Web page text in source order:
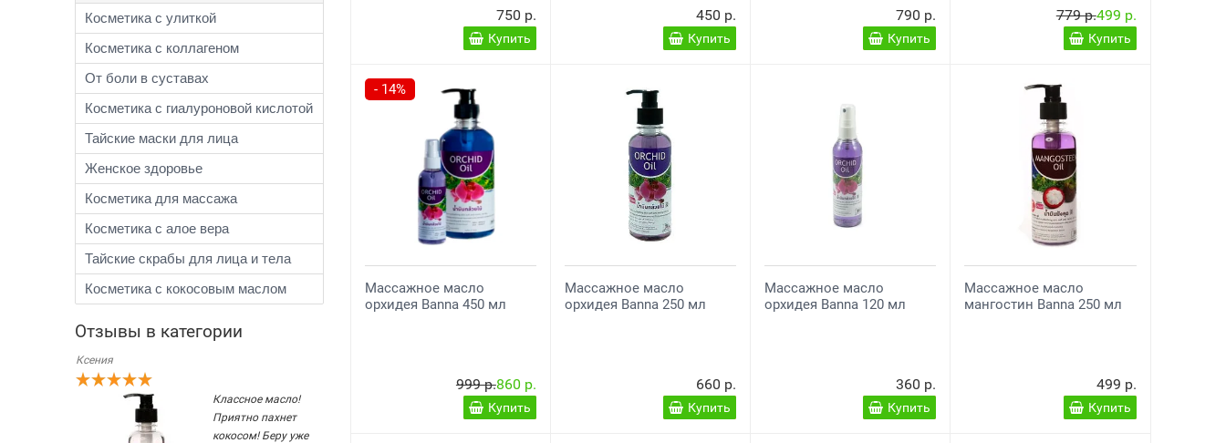
Косметика с улиткой
Косметика с коллагеном
От боли в суставах
Косметика с гиалуроновой кислотой
Тайские маски для лица
Женское здоровье
Косметика для массажа
Косметика с алое вера
Тайские скрабы для лица и тела
Косметика с кокосовым маслом
Отзывы в категории
Ксения
Классное масло!
Приятно пахнет
кокосом! Беру уже
750 р.
Купить
450 р.
Купить
790 р.
Купить
779 р.499 р.
Купить
- 14%
Массажное масло
орхидея Banna 450 мл
999 р.860 р.
Купить
Массажное масло
орхидея Banna 250 мл
660 р.
Купить
Массажное масло
орхидея Banna 120 мл
360 р.
Купить
Массажное масло
мангостин Banna 250 мл
499 р.
Купить